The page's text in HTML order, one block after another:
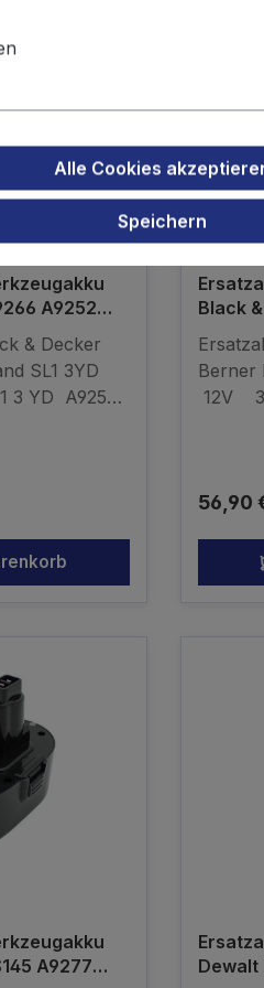
A9252
& Decker
SL1 3YD
3 YD A9252
3000mAh
Black
PS-130
Berner
12V
56,90
A9277
Dewalt
Alle Cookies
Speichern